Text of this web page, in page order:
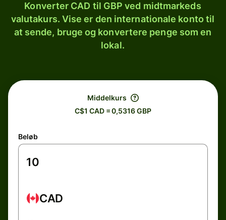
Konverter CAD til GBP ved midtmarkeds
valutakurs. Vise er den internationale konto til
at sende, bruge og konvertere penge som en
lokal.
Middelkurs
C$1 CAD = 0,5316 GBP
Beløb
CAD